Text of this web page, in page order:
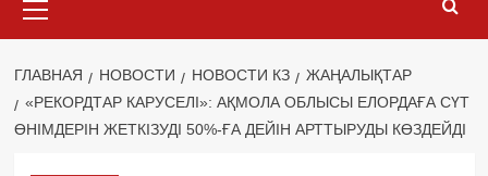
меню
ГЛАВНАЯ НОВОСТИ НОВОСТИ КЗ
ЖАҢАЛЫҚТАР
«РЕКОРДТАР КАРУСЕЛІ»: АҚМОЛА ОБЛЫСЫ ЕЛОРДАҒА СҮТ
ӨНІМДЕРІН ЖЕТКІЗУДІ 50%-ҒА ДЕЙІН АРТТЫРУДЫ КӨЗДЕЙДІ